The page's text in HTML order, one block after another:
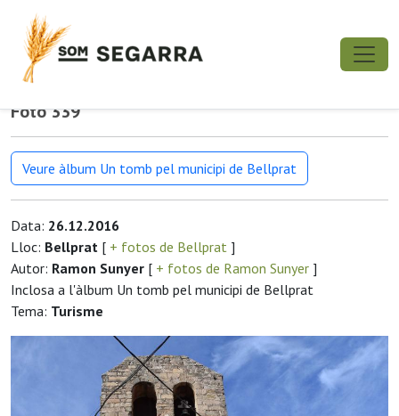
Foto 339
Veure àlbum Un tomb pel municipi de Bellprat
Data: 26.12.2016
Lloc: Bellprat [ + fotos de Bellprat ]
Autor: Ramon Sunyer [ + fotos de Ramon Sunyer ]
Inclosa a l'àlbum Un tomb pel municipi de Bellprat
Tema: Turisme